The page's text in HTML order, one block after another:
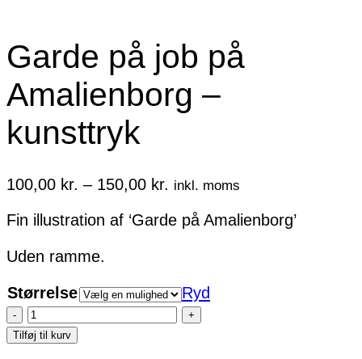
Garde på job på
Amalienborg –
kunsttryk
100,00 kr. – 150,00 kr. Prisinterval:
til
inkl. moms
Fin illustration af ‘Garde på Amalienborg’
Uden ramme.
Størrelse
Ryd
Garde
på
Tilføj til kurv